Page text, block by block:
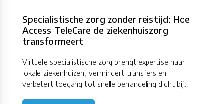
Specialistische zorg zonder reistijd: Hoe
Access TeleCare de ziekenhuiszorg
transformeert
Virtuele specialistische zorg brengt expertise naar
lokale ziekenhuizen, vermindert transfers en
verbetert toegang tot snelle behandeling dicht bij...